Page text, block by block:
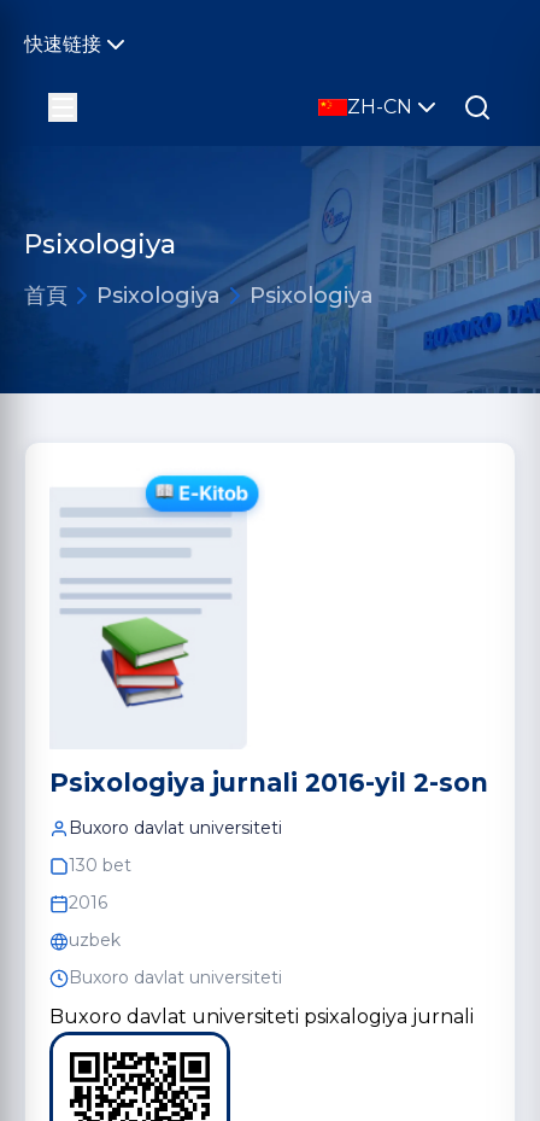
快速链接
ZH-CN
Psixologiya
首頁 Psixologiya Psixologiya
Psixologiya jurnali 2016-yil 2-son
Buxoro davlat universiteti
130 bet
2016
uzbek
Buxoro davlat universiteti
Buxoro davlat universiteti psixalogiya jurnali